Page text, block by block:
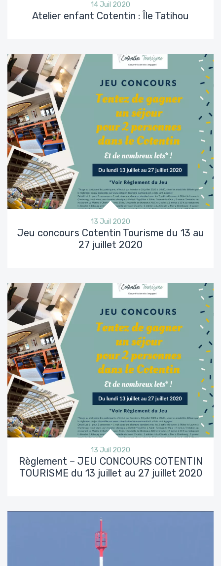
14 Juil 2020
Atelier enfant Cotentin : Île Tatihou
13 Juil 2020
Jeu concours Cotentin Tourisme du 13 au
27 juillet 2020
13 Juil 2020
Règlement – JEU CONCOURS COTENTIN
TOURISME du 13 juillet au 27 juillet 2020